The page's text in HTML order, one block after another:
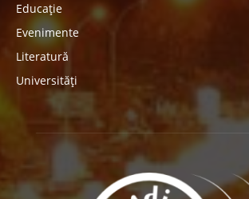
Educație
Evenimente
Literatură
Universități